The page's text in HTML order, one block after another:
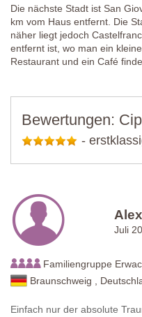
Die nächste Stadt ist San
km vom Haus entfernt. Die
näher liegt jedoch
entfernt ist, wo man ein
Restaurant und ein Café
Bewertungen:
-
Juli
Familiengruppe
Braunschweig ,
Einfach nur der absolute